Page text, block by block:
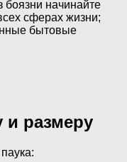
боязни начинайте
сферах жизни;
бытовые
и размеру